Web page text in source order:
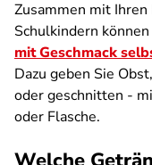
Zusammen mit
Schulkindern
mit Geschmack
Dazu geben Sie
oder geschnitten -
oder Flasche.